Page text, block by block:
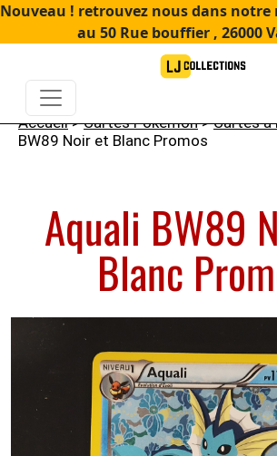
Nouveau ! retrouvez nous dans
au 50 Rue bouffier , 26000
Accueil>Cartes Pokémon>Cartes à
BW89 Noir et Blanc Promos
Aquali BW89
Blanc